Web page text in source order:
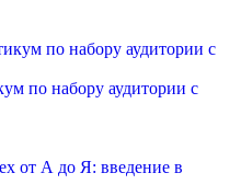
по набору аудитории с